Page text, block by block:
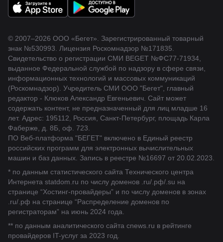
© 2007–2026 ООО «Бегет». Зарегистрированный товарный
знак №530993. Лицензия Роскомнадзор №171835.
Свидетельство о регистрации СМИ BEGET №ФС77-71934,
выданное Федеральной службой по надзору в сфере связи,
информационных технологий и массовых коммуникаций
(Роскомнадзор). Учредитель СМИ ООО "Бегет", главный
редактор - Клюков Александр Евгеньевич. Сайт может
содержать контент, не предназначенный для лиц младше 16
лет. Адрес: 195112, Россия, Санкт-Петербург, площадь Карла
Фаберже, д. 8Б, оф. 723.
ПО Веб-платформа "БЕГЕТ" включено в Единый реестр
российских программ для электронных вычислительных
машин и баз данных. Запись в реестре №16697 от 20.02.2023.
* по данным статистического сайта Технического центра
Интернета statdom.ru по числу доменов .ru/.рф/.su на
странице “Хостинг-провайдеры” и по числу доменов в зонах
.ru/.рф на странице “Распределение доменов по
регистраторам” на июнь 2024 года.
** по данным аналитического сайта cnews.ru в рейтинге
провайдеров IT-услуг за 2023 год.